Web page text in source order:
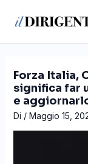
Forza Italia,
significa far
e
Di / Maggio 15,
articoli